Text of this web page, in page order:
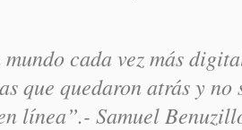
mundo cada vez más
que quedaron atrás y
línea”.- Samuel